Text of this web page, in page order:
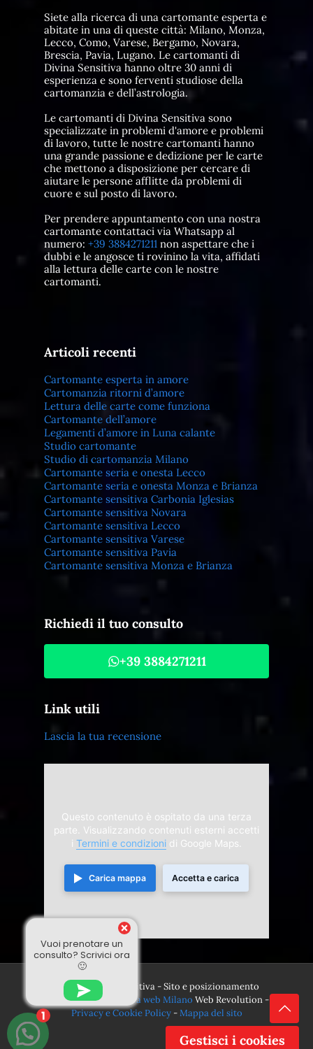
Siete alla ricerca di una cartomante esperta e
abitate in una di queste città: Milano, Monza,
Lecco, Como, Varese, Bergamo, Novara,
Brescia, Pavia, Lugano. Le cartomanti di
Divina Sensitiva hanno oltre 30 anni di
esperienza e sono ferventi studiose della
cartomanzia e dell’astrologia.
Le cartomanti di Divina Sensitiva sono
specializzate in problemi d'amore e problemi
di lavoro, tutte le nostre cartomanti hanno
una grande passione e dedizione per le carte
che mettono a disposizione per cercare di
aiutare le persone afflitte da problemi di
cuore e sul posto di lavoro.
Per prendere appuntamento con una nostra
cartomante contattaci via Whatsapp al
numero: +39 3884271211non aspettare che i
dubbi e le angosce ti rovinino la vita, affidati
alla lettura delle carte con le nostre
cartomanti.
Articoli recenti
Cartomante esperta in amore
Cartomanzia ritorni d’amore
Lettura delle carte come funziona
Cartomante dell’amore
Legamenti d’amore in Luna calante
Studio cartomante
Studio di cartomanzia Milano
Cartomante seria e onesta Lecco
Cartomante seria e onesta Monza e Brianza
Cartomante sensitiva Carbonia Iglesias
Cartomante sensitiva Novara
Cartomante sensitiva Lecco
Cartomante sensitiva Varese
Cartomante sensitiva Pavia
Cartomante sensitiva Monza e Brianza
Richiedi il tuo consulto
+39 3884271211
Link utili
Lascia la tua recensione
Questo contenuto è ospitato da una terza
parte. Visualizzando contenuti esterni accetti
i Termini e condizioni di Google Maps.
Carica mappa Accetta e carica
© 2024 Divina Sensitiva - Sito e posizionamento
realizzato dall'
Agenzia web Milano Web Revolution -
Privacy e Cookie Policy-Mappa del sito
Vuoi prenotare un
consulto? Scrivici ora
🙂
1
Gestisci i cookies